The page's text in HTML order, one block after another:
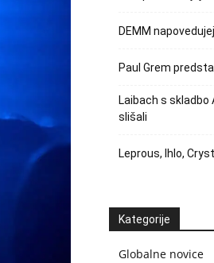
DEMM
Paul Grem
Laibach s
slišali
Leprous, Ihlo,
Kategorije
Globalne novice